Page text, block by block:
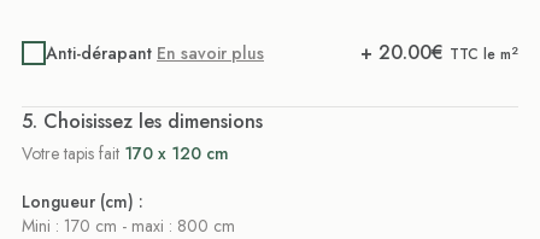
Anti-dérapant En savoir plus + 20.00€ TTC le m2
. Choisissez les dimensions
Votre tapis fait 170 x 120 cm
Longueur (cm) :
Mini : 170 cm - maxi : 800 cm